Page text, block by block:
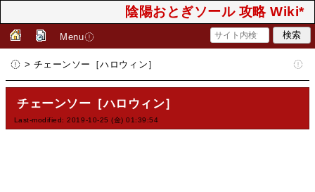
陰陽おとぎソール 攻略 Wiki*
Menu
> チェーンソー［ハロウィン］
チェーンソー［ハロウィン］
Last-modified: 2019-10-25 (金) 01:39:54